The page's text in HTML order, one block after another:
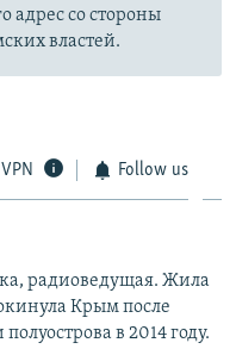
адрес со стороны
властей.
Follow us
радиоведущая. Жила
Крым после
в 2014 году.